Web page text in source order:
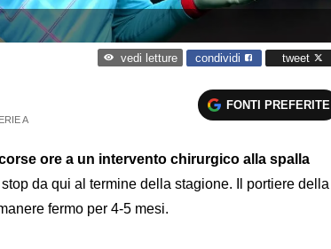
vedi letture condividi tweet
A
FONTI PREFERITE
ore a un intervento chirurgico alla spalla
da qui al termine della stagione. Il portiere della
fermo per 4-5 mesi.